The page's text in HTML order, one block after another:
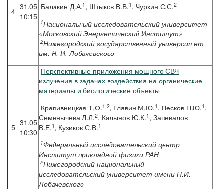
4 31.05
10:15
Балакин Д.А.1 , Штыков В.В.1 , Чуркин С.С.2
1Национальный исследовательский университет
«Московский Энергетический Институт»
2Нижегородский государственный университет
им. Н. И. Лобачевского
5 31.05
10:30
Перспективные приложения мощного СВЧ
излучения в задачах воздействия на органические
материалы и биологические объекты
Крапивницкая Т.О.1,2, Глявин М.Ю.1 , Песков Н.Ю.1 ,
Семенычева Л.Л.2, Калынов Ю.К.1 , Запевалов
В.Е.1 , Кузиков С.В.1
1Федеральный исследовательский центр
Институт прикладной физики РАН
2Нижегородский национальный
исследовательский университет имени Н.И.
Лобачевского